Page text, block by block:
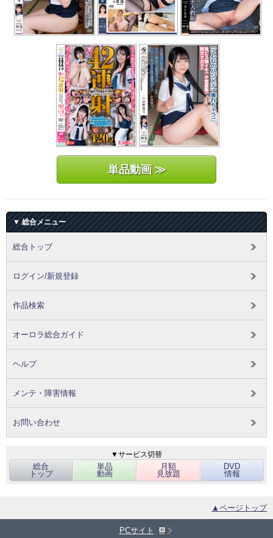
単品動画 ≫
▼ 総合メニュー
総合トップ
ログイン/新規登録
作品検索
オーロラ総合ガイド
ヘルプ
メンテ・障害情報
お問い合わせ
▼サービス切替
総合
トップ
単品
動画
月額
見放題
DVD
情報
▲ページトップ
PCサイト